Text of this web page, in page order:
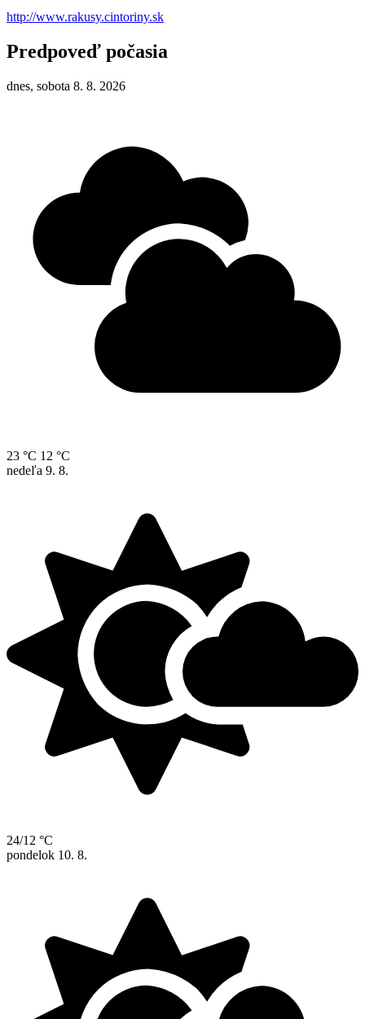
http://www.rakusy.cintoriny.sk
Predpoveď počasia
dnes, sobota 8. 8. 2026
23 °C 12 °C
nedeľa 9. 8.
24/12 °C
pondelok 10. 8.